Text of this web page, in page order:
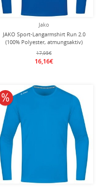
Jako
JAKO Sport-Langarmshirt Run 2.0
(100% Polyester, atmungsaktiv)
royalblau Herren
17,95€
16,16€
10% reduziert